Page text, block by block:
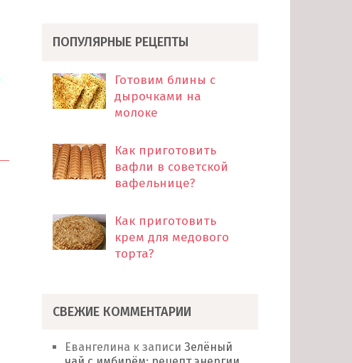
ПОПУЛЯРНЫЕ РЕЦЕПТЫ
Готовим блины с
дырочками на
молоке
Как приготовить
вафли в советской
вафельнице?
Как приготовить
крем для медового
торта?
СВЕЖИЕ КОММЕНТАРИИ
Евангелина к записиЗелёный